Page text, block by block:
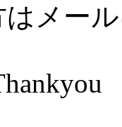
メー